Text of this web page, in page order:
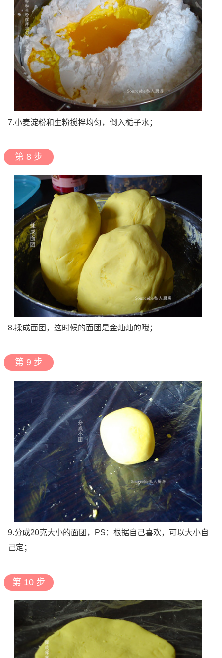
7.小麦淀粉和生粉搅拌均匀，倒入栀子水；
第 8 步
8.揉成面团，这时候的面团是金灿灿的哦；
第 9 步
9.分成20克大小的面团，PS：根据自己喜欢，可以大小自
己定；
第 10 步